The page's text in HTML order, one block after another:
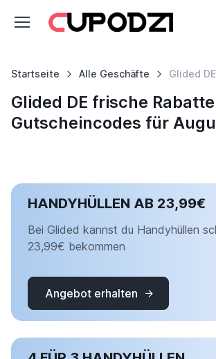
Startseite Alle Geschäfte Glided DE
Glided DE frische
Gutscheincodes für
HANDYHÜLLEN AB 23,99€
Bei Glided kannst du Handyhüllen
23,99€ bekommen
Angebot erhalten